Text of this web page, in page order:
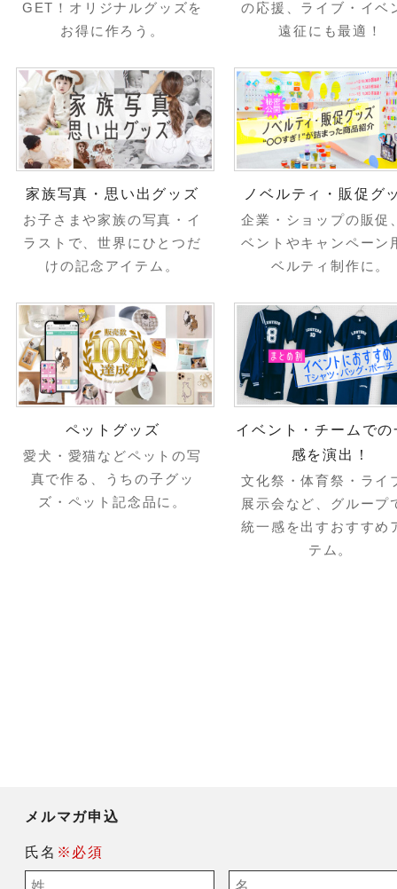
GET！オリジナルグッズを
お得に作ろう。
の応援、ライブ・イベ
遠征にも最適！
家族写真・思い出グッズ
お子さまや家族の写真・イ
ラストで、世界にひとつだ
けの記念アイテム。
ノベルティ・販促グ
企業・ショップの販促
ベントやキャンペーン
ベルティ制作に。
ペットグッズ
愛犬・愛猫などペットの写
真で作る、うちの子グッ
ズ・ペット記念品に。
イベント・チームでの
感を演出！
文化祭・体育祭・ライ
展示会など、グループ
統一感を出すおすすめ
テム。
メルマガ申込
氏名 ※必須